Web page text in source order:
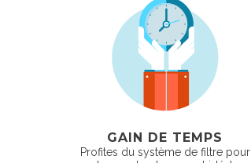
GAIN DE TEMPS
Profites du système de filtre pour